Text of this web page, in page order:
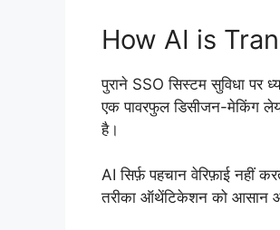
How AI is
पुराने SSO सिस्टम सुविधा पर
एक पावरफुल डिसीजन-मेकिंग
है।
AI सिर्फ़ पहचान वेरिफ़ाई नहीं
तरीका ऑथेंटिकेशन को आसान